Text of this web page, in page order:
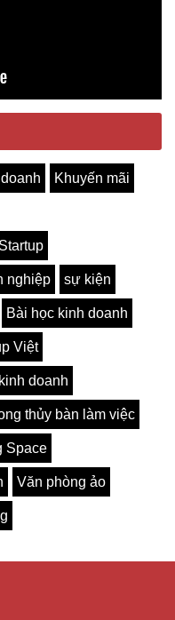
Khuyến mãi
Startup
nghiệp sự kiện
Bài học kinh doanh
Việt
doanh
thủy bàn làm việc
Space
Văn phòng ảo